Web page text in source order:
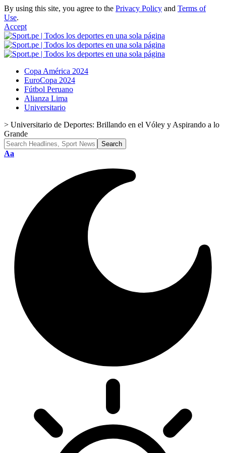
By using this site, you agree to the Privacy Policy and Terms of
Use.
Accept
Copa América 2024
EuroCopa 2024
Fútbol Peruano
Alianza Lima
Universitario
> Universitario de Deportes: Brillando en el Vóley y Aspirando a lo
Grande
Font
Aa